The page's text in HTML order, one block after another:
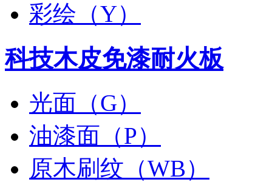
彩绘（Y）
科技木皮免漆耐火板
光面（G）
油漆面（P）
原木刷纹（WB）